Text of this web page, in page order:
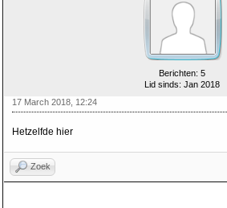
Berichten: 5
Lid sinds: Jan 2018
17 March 2018, 12:24
Hetzelfde hier
Zoek